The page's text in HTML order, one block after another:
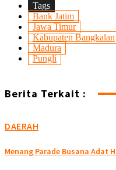
Tags
Bank Jatim
Jawa Timur
Kabupaten Bangkalan
Madura
Pungli
Berita Terkait :
DAERAH
Menang Parade Busana Adat